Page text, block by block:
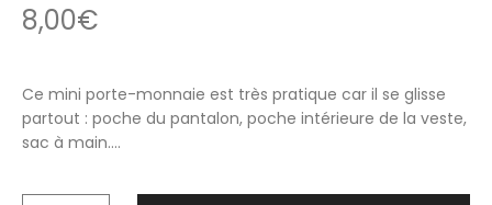
8,00€
Ce mini porte-monnaie est très pratique car il se glisse
partout : poche du pantalon, poche intérieure de la veste,
sac à main….